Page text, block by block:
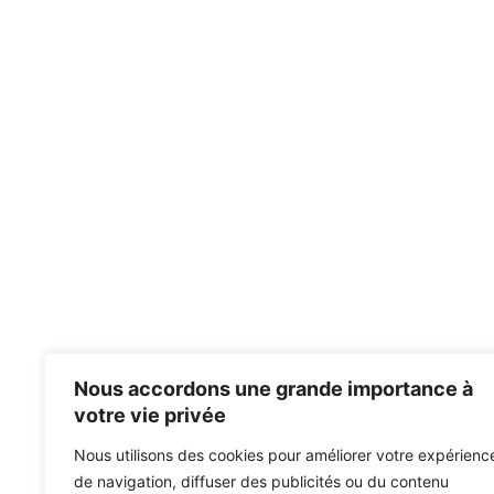
Nous accordons une grande importance à
votre vie privée
Nous utilisons des cookies pour améliorer votre
de navigation, diffuser des publicités ou du contenu